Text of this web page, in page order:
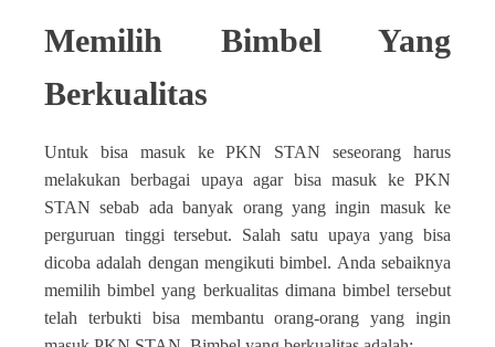
Memilih Bimbel Yang
Berkualitas
Untuk bisa masuk ke PKN STAN seseorang harus
melakukan berbagai upaya agar bisa masuk ke PKN
STAN sebab ada banyak orang yang ingin masuk ke
perguruan tinggi tersebut. Salah satu upaya yang bisa
dicoba adalah dengan mengikuti bimbel. Anda sebaiknya
memilih bimbel yang berkualitas dimana bimbel tersebut
telah terbukti bisa membantu orang-orang yang ingin